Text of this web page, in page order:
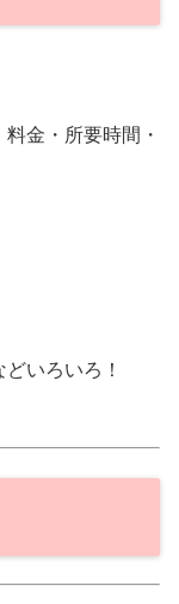
金・所要時間・
いろいろ！